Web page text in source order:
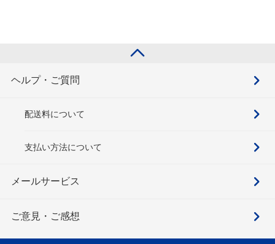
ヘルプ・ご質問
配送料について
支払い方法について
メールサービス
ご意見・ご感想